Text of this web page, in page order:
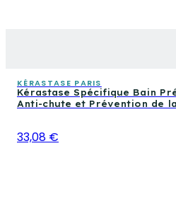
KÉRASTASE PARIS
Kérastase Spécifique Bain
Anti-chute et Prévention de
33,08 €